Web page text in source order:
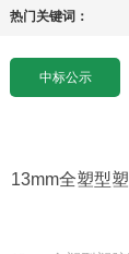
热门关键词：
中标公示
13mm全塑型